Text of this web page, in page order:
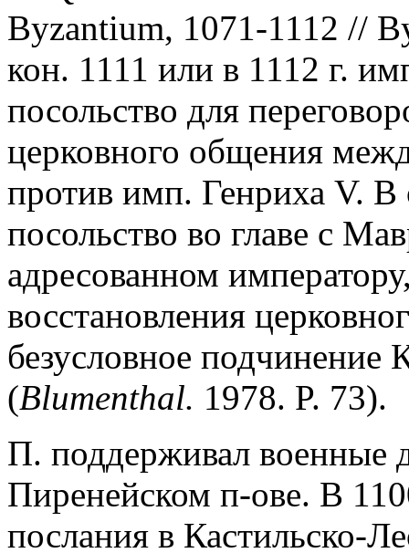
Byzantium, 1071-1112 //
кон. 1111 или в 1112 г.
посольство для
церковного общения
против имп. Генриха V.
посольство во главе с
адресованном
восстановления
безусловное
(Blumenthal. 1978. P. 73).
П. поддерживал военные
Пиренейском п-ове. В
послания в Кастильско-